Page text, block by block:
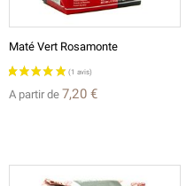
Maté Vert Rosamonte
A partir de 7,20 €